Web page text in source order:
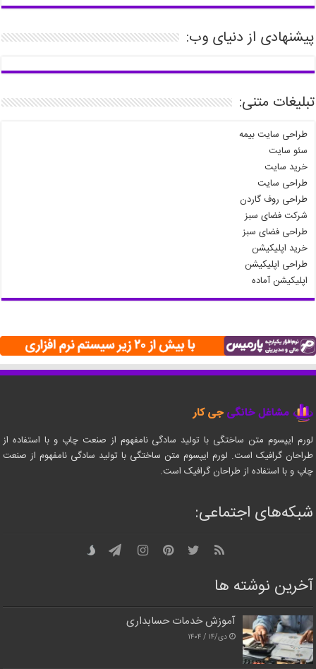
پیشنهادی از دنیای وب:
تبلیغات متنی:
طراحی سایت بیمه
سئو سایت
خرید سایت
طراحی سایت
طراحی روف گاردن
شرکت فضای سبز
طراحی فضای سبز
خرید اپلیکیشن
طراحی اپلیکیشن
اپلیکیشن آماده
لورم ایپسوم متن ساختگی با تولید سادگی نامفهوم از صنعت چاپ و با استفاده از
طراحان گرافیک است. لورم ایپسوم متن ساختگی با تولید سادگی نامفهوم از صنعت
چاپ و با استفاده از طراحان گرافیک است.
شبکه‌های اجتماعی:
آخرین نوشته ها
آموزش خدمات حسابداری
دی/۱۴ / ۱۴۰۴